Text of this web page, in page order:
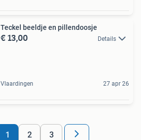
Teckel beeldje en pillendoosje
€ 13,00 Details
Vlaardingen 27 apr 26
1 2 3